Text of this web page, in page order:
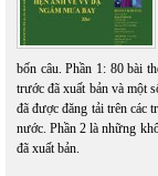
bốn câu. Phần 1: 80 bài
trước đã xuất bản và một
đã được đăng tải trên các
nước. Phần 2 là những
đã xuất bản.